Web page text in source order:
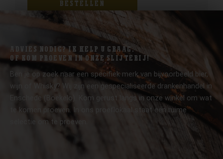
BESTELLEN
ADVIES NODIG? IK HELP U GRAAG.
OF KOM PROEVEN IN ONZE SLIJTERIJ!
Ben je op zoek naar een specifiek merk van bijvoorbeeld bier,
wijn of Whisky? Wij zijn een gespecialiseerde drankenhandel in
Enschede (Boekelo). Kom gerust langs in onze winkel om wat
te komen proeven. In ons proeflokaal staat een ruime
selectie om te proeven.